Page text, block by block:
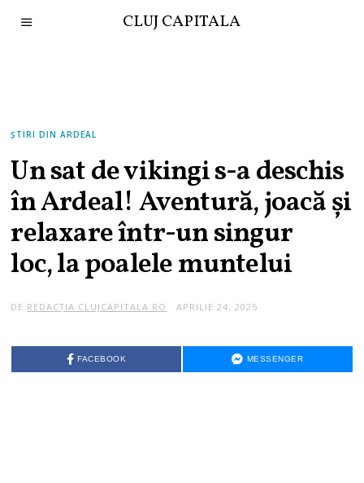
CLUJ CAPITALA
ȘTIRI DIN ARDEAL
Un sat de vikingi s-a deschis
în Ardeal! Aventură, joacă și
relaxare într-un singur
loc, la poalele muntelui
DE REDACȚIA CLUJCAPITALA.RO APRILIE 24, 2025
FACEBOOK MESSENGER